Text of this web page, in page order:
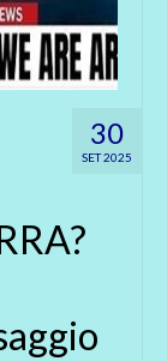
30
SET 2025